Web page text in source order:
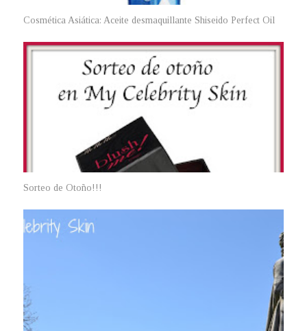
Cosmética Asiática: Aceite desmaquillante Shiseido Perfect Oil
Sorteo de Otoño!!!